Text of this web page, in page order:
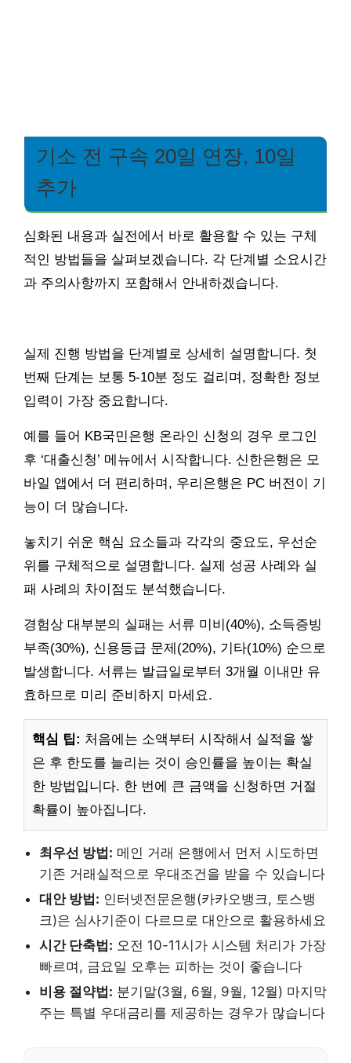
기소 전 구속 20일 연장, 10일
추가
심화된 내용과 실전에서 바로 활용할 수 있는 구체
적인 방법들을 살펴보겠습니다. 각 단계별 소요시간
과 주의사항까지 포함해서 안내하겠습니다.
실제 진행 방법을 단계별로 상세히 설명합니다. 첫
번째 단계는 보통 5-10분 정도 걸리며, 정확한 정보
입력이 가장 중요합니다.
예를 들어 KB국민은행 온라인 신청의 경우 로그인
후 ‘대출신청’ 메뉴에서 시작합니다. 신한은행은 모
바일 앱에서 더 편리하며, 우리은행은 PC 버전이 기
능이 더 많습니다.
놓치기 쉬운 핵심 요소들과 각각의 중요도, 우선순
위를 구체적으로 설명합니다. 실제 성공 사례와 실
패 사례의 차이점도 분석했습니다.
경험상 대부분의 실패는 서류 미비(40%), 소득증빙
부족(30%), 신용등급 문제(20%), 기타(10%) 순으로
발생합니다. 서류는 발급일로부터 3개월 이내만 유
효하므로 미리 준비하지 마세요.
핵심 팁: 처음에는 소액부터 시작해서 실적을 쌓
은 후 한도를 늘리는 것이 승인률을 높이는 확실
한 방법입니다. 한 번에 큰 금액을 신청하면 거절
확률이 높아집니다.
최우선 방법: 메인 거래 은행에서 먼저 시도하면
기존 거래실적으로 우대조건을 받을 수 있습니다
대안 방법: 인터넷전문은행(카카오뱅크, 토스뱅
크)은 심사기준이 다르므로 대안으로 활용하세요
시간 단축법: 오전 10-11시가 시스템 처리가 가장
빠르며, 금요일 오후는 피하는 것이 좋습니다
비용 절약법: 분기말(3월, 6월, 9월, 12월) 마지막
주는 특별 우대금리를 제공하는 경우가 많습니다